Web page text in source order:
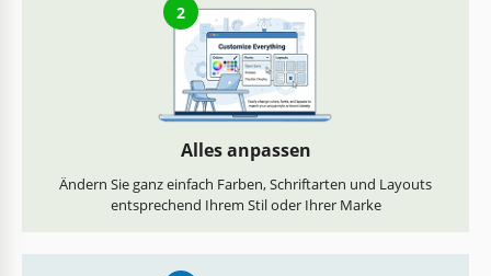
2
Alles anpassen
Ändern Sie ganz einfach Farben, Schriftarten und Layouts
entsprechend Ihrem Stil oder Ihrer Marke